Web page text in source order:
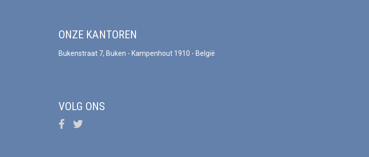
ONZE KANTOREN
Bukenstraat 7, Buken - Kampenhout 1910 - België
VOLG ONS